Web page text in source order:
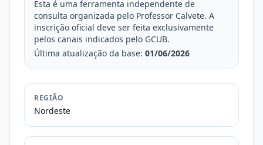
Esta é uma ferramenta independente de
consulta organizada pelo Professor Calvete. A
inscrição oficial deve ser feita exclusivamente
pelos canais indicados pelo GCUB.
Última atualização da base: 01/06/2026
REGIÃO
Nordeste